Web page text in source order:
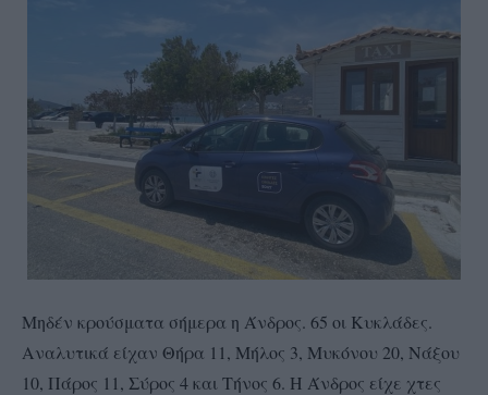
Μηδέν κρούσματα σήμερα η Άνδρος. 65 οι Κυκλάδες.
Αναλυτικά είχαν Θήρα 11, Μήλος 3, Μυκόνου 20, Νάξου
10, Πάρος 11, Σύρος 4 και Τήνος 6. Η Άνδρος είχε χτες